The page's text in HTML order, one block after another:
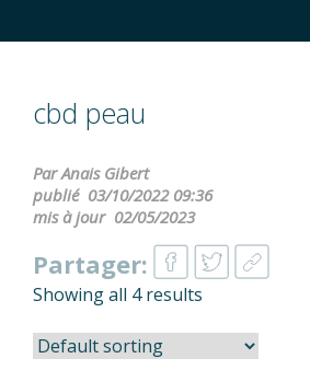
cbd peau
Par Anais Gibert
publié 03/10/2022 09:36
mis à jour 02/05/2023
Partager:
Showing all 4 results